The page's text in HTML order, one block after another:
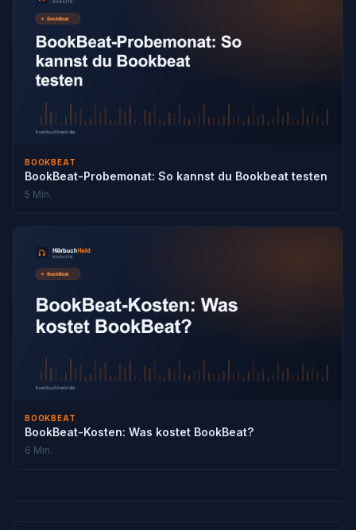
BOOKBEAT
BookBeat-Probemonat: So kannst du Bookbeat testen
5 Min.
BOOKBEAT
BookBeat-Kosten: Was kostet BookBeat?
6 Min.